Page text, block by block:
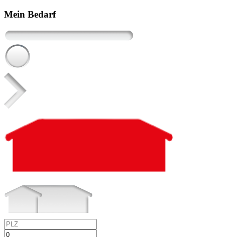
Mein Bedarf